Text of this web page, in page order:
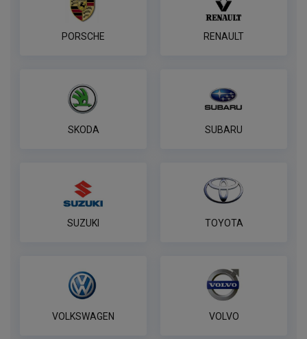
PORSCHE RENAULT
SKODA SUBARU
SUZUKI TOYOTA
VOLKSWAGEN VOLVO